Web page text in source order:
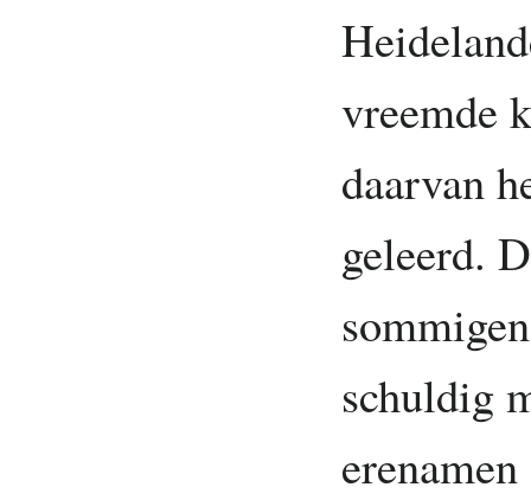
vreemde
daarvan
geleerd.
schuldig